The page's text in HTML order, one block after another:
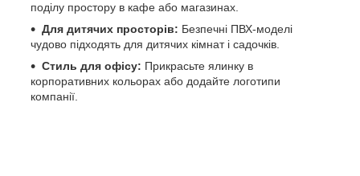
поділу простору в кафе або магазинах.
Для дитячих просторів: Безпечні ПВХ-моделі
чудово підходять для дитячих кімнат і садочків.
Стиль для офісу: Прикрасьте ялинку в
корпоративних кольорах або додайте логотипи
компанії.